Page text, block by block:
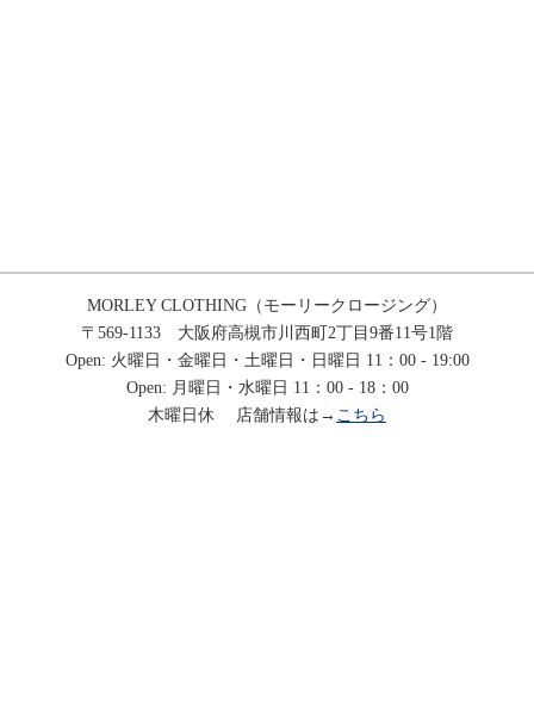
MORLEY CLOTHING（モーリークロージング）
〒569-1133 大阪府高槻市川西町2丁目9番11号1階
Open: 火曜日・金曜日・土曜日・日曜日 11：00 - 19:00
Open: 月曜日・水曜日 11：00 - 18：00
木曜日休 店舗情報は→ こちら